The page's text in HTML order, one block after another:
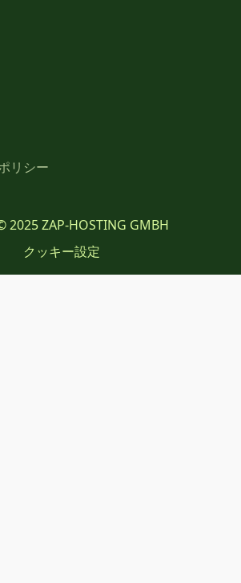
リシー
2025 ZAP-HOSTING GMBH
クッキー設定